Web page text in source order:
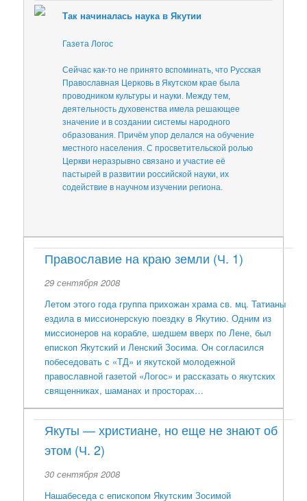
п
м
Так начиналась наука в Якутии
Газета Логос
Сейчас как-то не принято вспоминать, что Русская
Православная Церковь в Якутском крае была
проводником культуры и науки. Между тем,
деятельность духовенства имела решающее
значение и в создании системы народного
образования. Причём упор делался на обучение
местного населения. С просветительской ролью
Церкви неразрывно связано и участие её
пастырей в развитии российской науки, их
содействие в научном изучении региона.
Православие на краю земли (Ч. 1)
29 сентября 2008
Летом этого года группа прихожан храма св. мц. Татианы
ездила в миссионерскую поездку в Якутию. Одним из
миссионеров на корабле, шедшем вверх по Лене, был
епископ Якутский и Ленский Зосима. Он согласился
побеседовать с «ТД» и якутской молодежной
православной газетой «Логос» и рассказать о якутских
священниках, шаманах и просторах…
Якуты — христиане, но еще не знают об
этом (Ч. 2)
30 сентября 2008
Нашабеседа с епископом Якутским Зосимой